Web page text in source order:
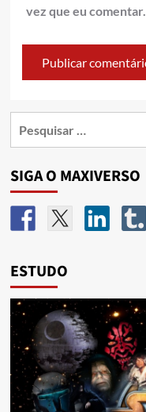
vez que eu comentar.
SIGA O MAXIVERSO
ESTUDO